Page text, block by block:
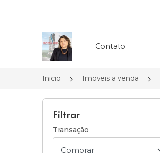
Página inicial
Contato
Início Imóveis à venda
Filtrar
Transação